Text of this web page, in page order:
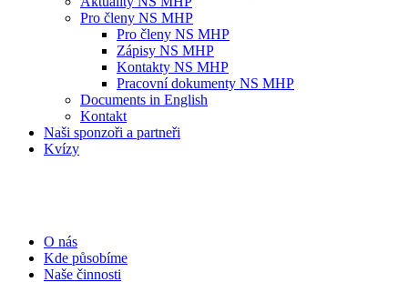
Pro členy NS MHP
Pro členy NS MHP
Zápisy NS MHP
Kontakty NS MHP
Pracovní dokumenty NS MHP
Documents in English
Kontakt
Naši sponzoři a partneři
Kvízy
O nás
Kde působíme
Naše činnosti